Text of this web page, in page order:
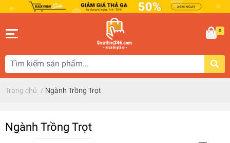
0
Trang chủ / Ngành Trồng Trọt
Ngành Trồng Trọt